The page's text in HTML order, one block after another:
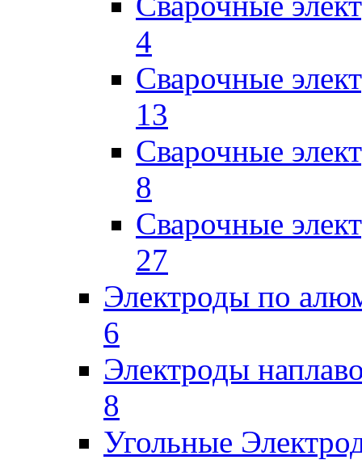
4
Сварочные
13
Сварочные
8
Сварочные
27
Электроды по
6
Электроды
8
Угольные